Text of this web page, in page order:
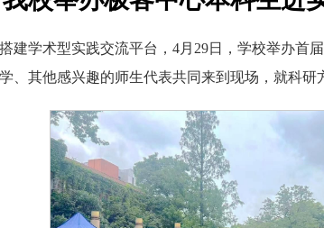
建学术型实践交流平台，4月29日，学校举办首
、其他感兴趣的师生代表共同来到现场，就科研